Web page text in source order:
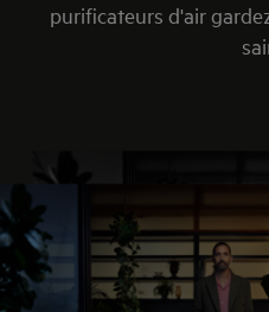
purificateurs d'air